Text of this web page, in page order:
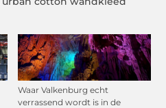
Waar Valkenburg echt
verrassend wordt is in de